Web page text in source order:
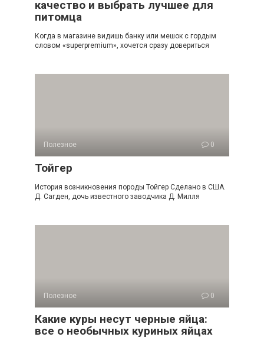
качество и выбрать лучшее для
питомца
Когда в магазине видишь банку или мешок с гордым
словом «superpremium», хочется сразу довериться
Полезное 0
Тойгер
История возникновения породы Тойгер Сделано в США.
Д. Сагден, дочь известного заводчика Д. Милля
Полезное 0
Какие куры несут черные яйца:
все о необычных куриных яйцах